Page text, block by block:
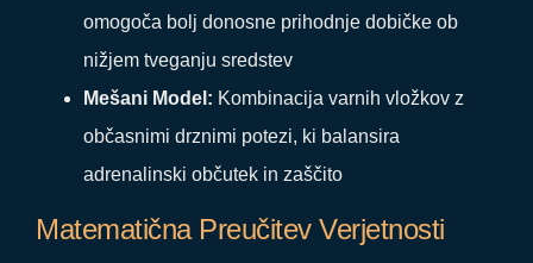
omogoča bolj donosne prihodnje dobičke ob
nižjem tveganju sredstev
Mešani Model: Kombinacija varnih vložkov z
občasnimi drznimi potezi, ki balansira
adrenalinski občutek in zaščito
Matematična Preučitev Verjetnosti